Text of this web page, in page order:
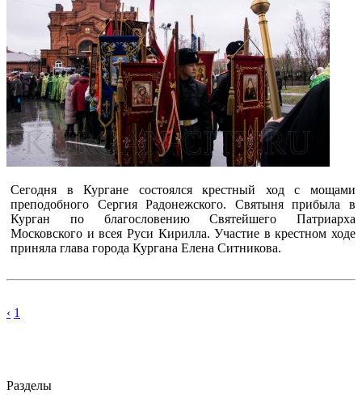
Сегодня в Кургане состоялся крестный ход с мощами
преподобного Сергия Радонежского. Святыня прибыла в
Курган по благословению Святейшего Патриарха
Московского и всея Руси Кирилла. Участие в крестном ходе
приняла глава города Кургана Елена Ситникова.
‹ 1
Разделы